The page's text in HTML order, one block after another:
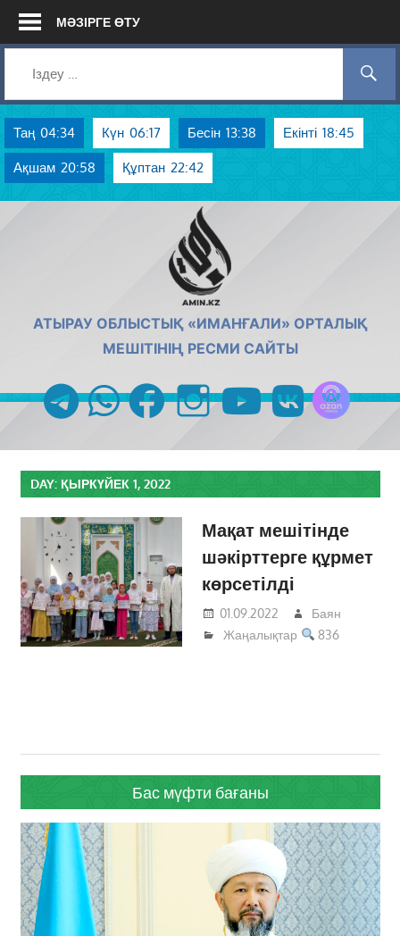
Skip
МӘЗІРГЕ ӨТУ
Таң 04:34 Күн 06:17 Бесін 13:38 Екінті 18:45
Ақшам 20:58 Құптан 22:42
АТЫРАУ ОБЛЫСТЫҚ «ИМАНҒАЛИ» ОРТАЛЫҚ
МЕШІТІНІҢ РЕСМИ САЙТЫ
telegramwhatsappfacebookinstagramyoutubevk
DAY: ҚЫРКҮЙЕК 1, 2022
Мақат мешітінде
шәкірттерге құрмет
көрсетілді
01.09.2022
Баян
Жаңалықтар
836
Бас мүфти бағаны